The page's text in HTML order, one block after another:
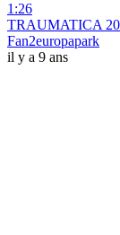
1:26
TRAUMATICA
Fan2europapark
il y a 9 ans